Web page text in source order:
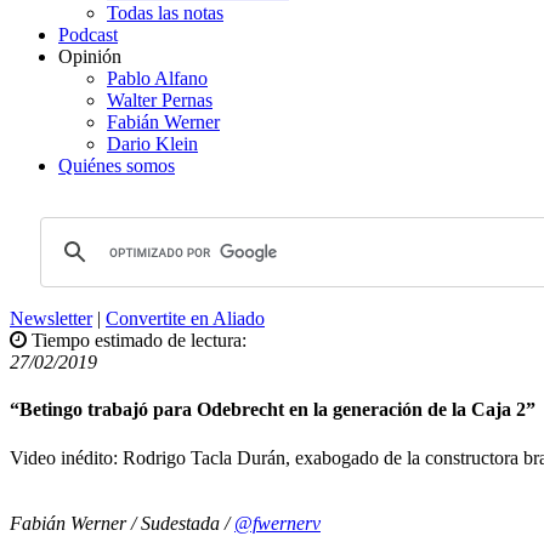
Todas las notas
Podcast
Opinión
Pablo Alfano
Walter Pernas
Fabián Werner
Dario Klein
Quiénes somos
Newsletter| Convertite en Aliado
Tiempo estimado de lectura:
27/02/2019
“Betingo trabajó para Odebrecht en la generación de la Caja 2”
Video inédito: Rodrigo Tacla Durán, exabogado de la constructora
Fabián Werner / Sudestada /@fwernerv